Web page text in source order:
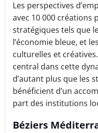
Les perspectives
avec 10 000 créations
stratégiques tels que
l’économie bleue, et
culturelles et
central dans cette
d’autant plus que les
bénéficient d’un
part des institutions
Béziers